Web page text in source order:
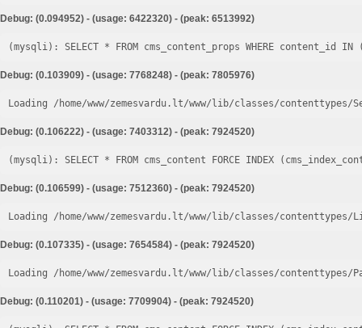
Debug: (0.094952) - (usage: 6422320) - (peak: 6513992)
Debug: (0.103909) - (usage: 7768248) - (peak: 7805976)
Loading /home/www/zemesvardu.lt/www/lib/classes/
Debug: (0.106222) - (usage: 7403312) - (peak: 7924520)
Debug: (0.106599) - (usage: 7512360) - (peak: 7924520)
Loading /home/www/zemesvardu.lt/www/lib/classes/
Debug: (0.107335) - (usage: 7654584) - (peak: 7924520)
Loading /home/www/zemesvardu.lt/www/lib/classes/
Debug: (0.110201) - (usage: 7709904) - (peak: 7924520)